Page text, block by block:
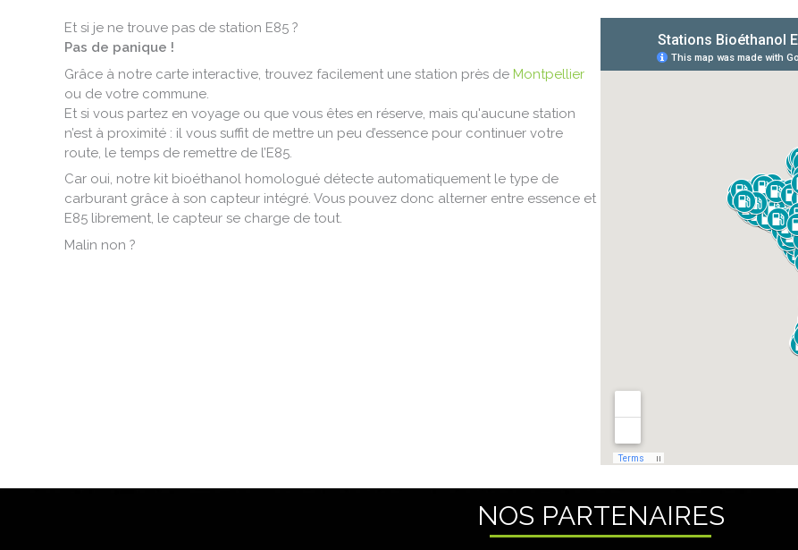
Et si je ne trouve pas de station E85 ?
Pas de panique !
Grâce à notre carte interactive, trouvez facilement une station près de Montpellier
ou de votre commune.
Et si vous partez en voyage ou que vous êtes en réserve, mais qu'aucune station
n’est à proximité : il vous suffit de mettre un peu d’essence pour continuer votre
route, le temps de remettre de l’E85.
Car oui, notre kit bioéthanol homologué détecte automatiquement le type de
carburant grâce à son capteur intégré. Vous pouvez donc alterner entre essence et
E85 librement, le capteur se charge de tout.
Malin non ?
NOS PARTENAIRES